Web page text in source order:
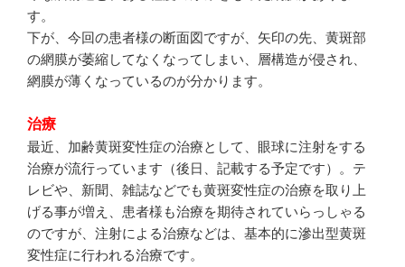
す。
下が、今回の患者様の断面図ですが、矢印の先、黄斑部
の網膜が萎縮してなくなってしまい、層構造が侵され、
網膜が薄くなっているのが分かります。
治療
最近、加齢黄斑変性症の治療として、眼球に注射をする
治療が流行っています（後日、記載する予定です）。テ
レビや、新聞、雑誌などでも黄斑変性症の治療を取り上
げる事が増え、患者様も治療を期待されていらっしゃる
のですが、注射による治療などは、基本的に滲出型黄斑
変性症に行われる治療です。